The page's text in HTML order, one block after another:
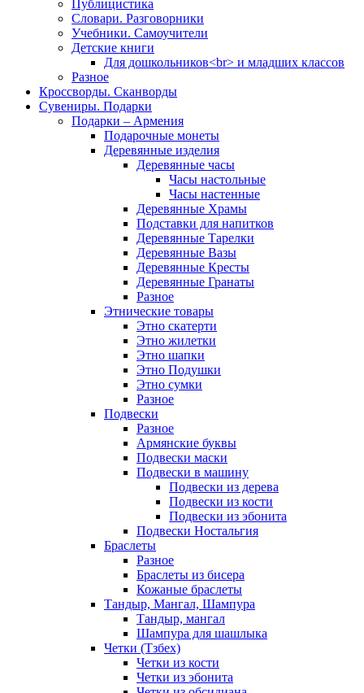
Публицистика
Словари. Разговорники
Учебники. Самоучители
Детские книги
Для дошкольников<br> и младших классов
Разное
Кроссворды. Сканворды
Сувениры. Подарки
Подарки – Армения
Подарочные монеты
Деревянные изделия
Деревянные часы
Часы настольные
Часы настенные
Деревянные Храмы
Подставки для напитков
Деревянные Тарелки
Деревянные Вазы
Деревянные Кресты
Деревянные Гранаты
Разное
Этнические товары
Этно скатерти
Этно жилетки
Этно шапки
Этно Подушки
Этно сумки
Разное
Подвески
Разное
Армянские буквы
Подвески маски
Подвески в машину
Подвески из дерева
Подвески из кости
Подвески из эбонита
Подвески Ностальгия
Браслеты
Разное
Браслеты из бисера
Кожаные браслеты
Тандыр, Мангал, Шампура
Тандыр, мангал
Шампура для шашлыка
Четки (Тзбех)
Четки из кости
Четки из эбонита